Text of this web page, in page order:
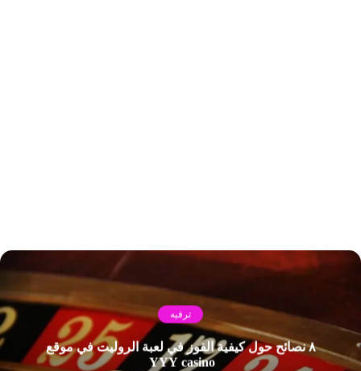
ترفيه
٨ نصائح حول كيفية الفوز في لعبة الروليت في موقع
YYY casino